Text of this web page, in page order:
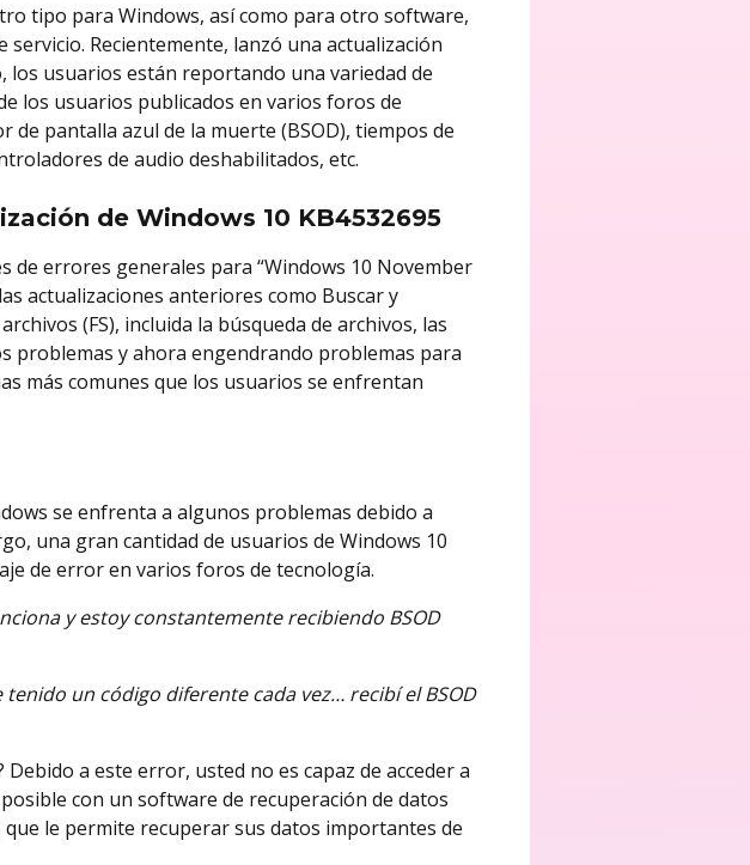
tipo para Windows, así como para otro software,
Recientemente, lanzó una actualización
los usuarios están reportando una variedad de
los usuarios publicados en varios foros de
pantalla azul de la muerte (BSOD), tiempos de
de audio deshabilitados, etc.
de Windows 10 KB4532695
de errores generales para “Windows 10 November
actualizaciones anteriores como Buscar y
(FS), incluida la búsqueda de archivos, las
problemas y ahora engendrando problemas para
más comunes que los usuarios se enfrentan
se enfrenta a algunos problemas debido a
una gran cantidad de usuarios de Windows 10
de error en varios foros de tecnología.
y estoy constantemente recibiendo BSOD
un código diferente cada vez… recibí el BSOD
a este error, usted no es capaz de acceder a
con un software de recuperación de datos
que le permite recuperar sus datos importantes de